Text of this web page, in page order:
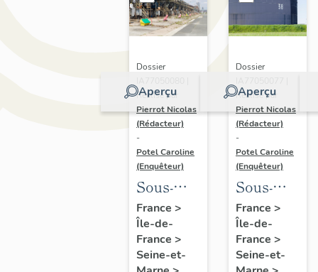
Aperçu
Dossier
Réalisé par
Pierrot Nicolas
(Rédacteur)
-
Potel Caroline
(Enquêteur)
Sous-
dossier 6
:
installations
de
France >
Île-de-
France >
Seine-et-
Aperçu
Dossier
Réalisé par
Pierrot Nicolas
(Rédacteur)
-
Potel Caroline
(Enquêteur)
Sous-
dossier 3
: unités
de
stockage
France >
Île-de-
France >
Seine-et-